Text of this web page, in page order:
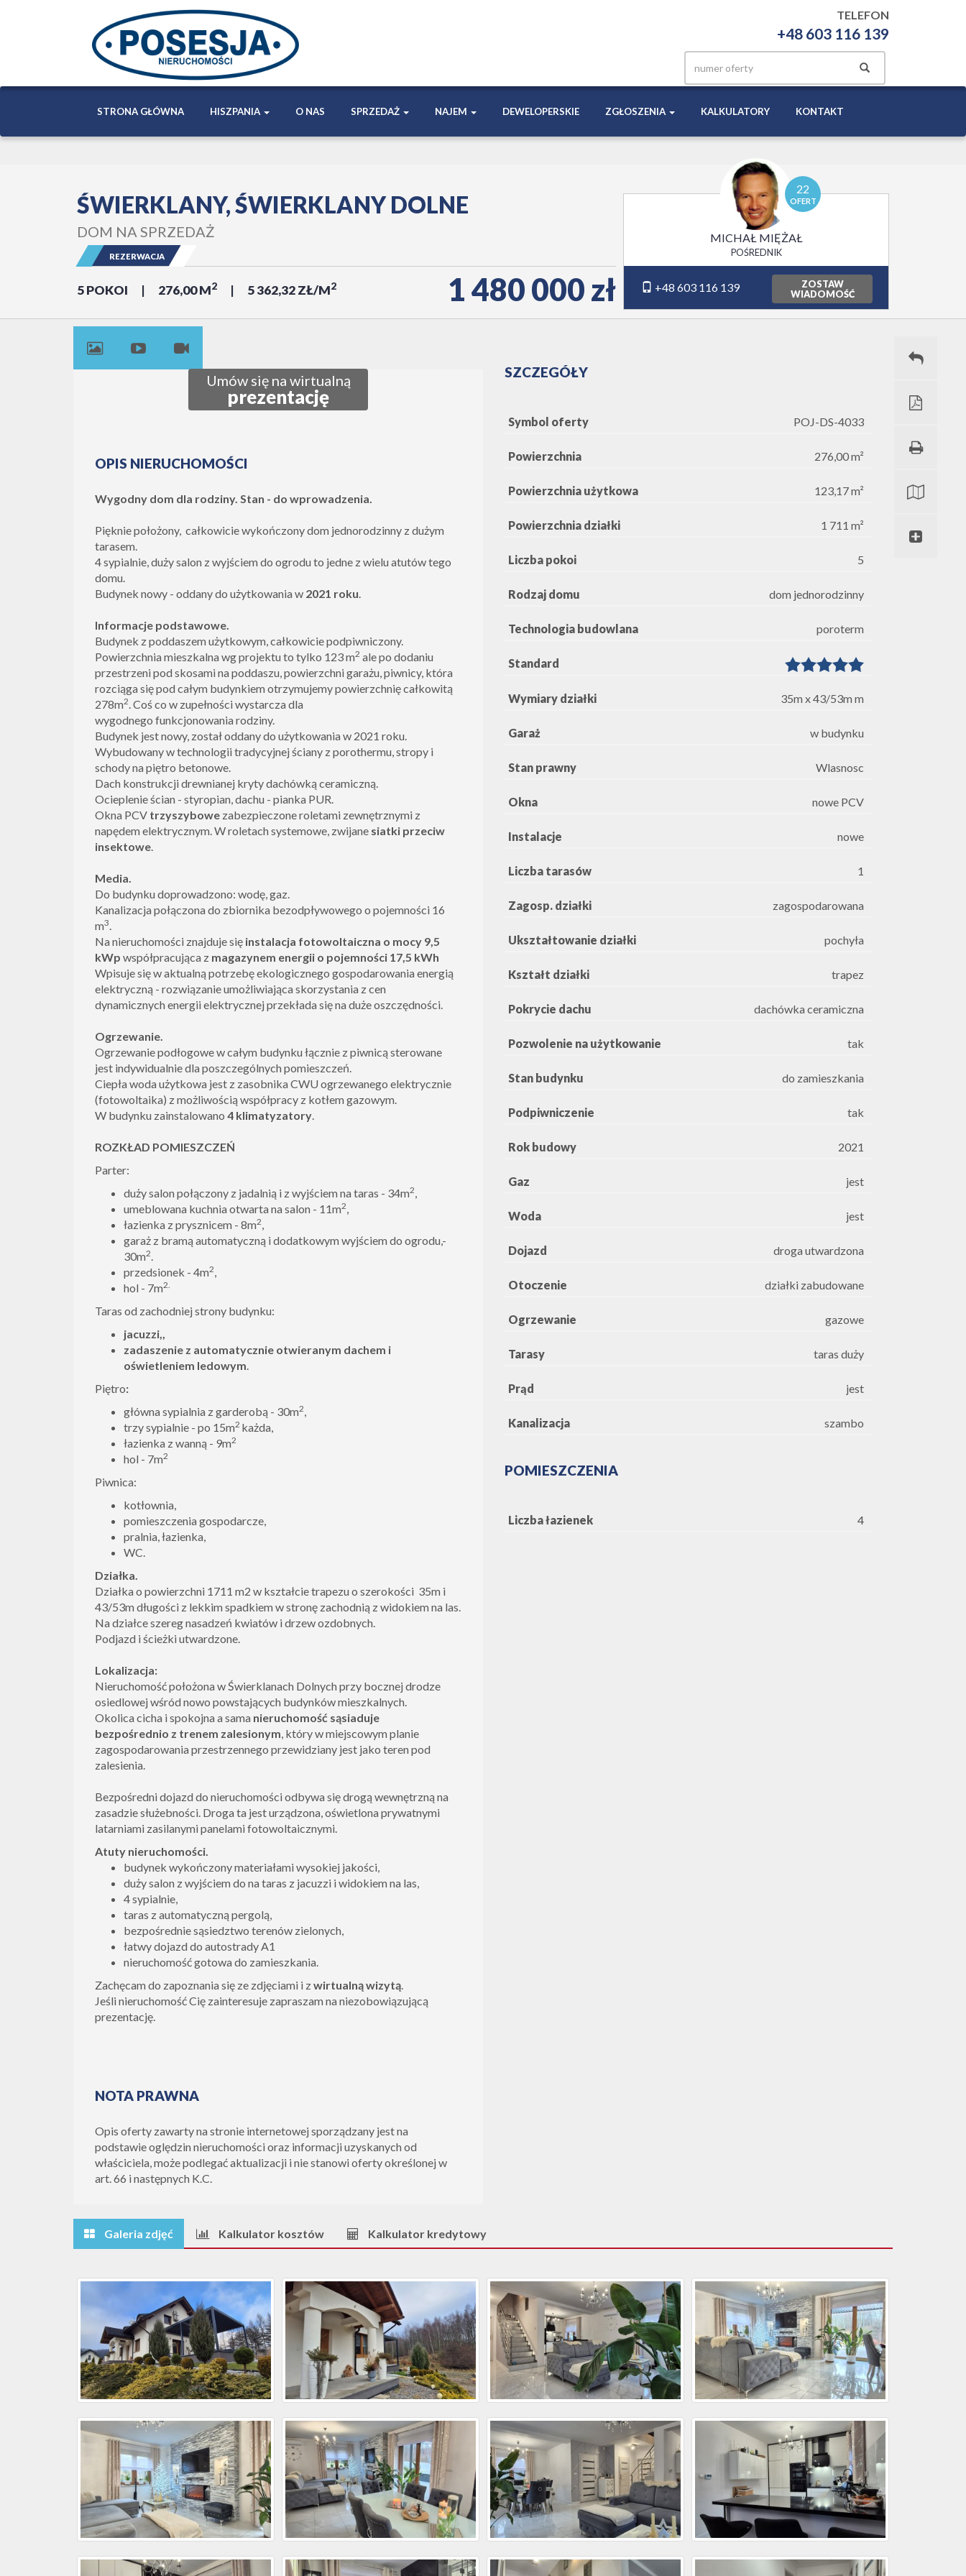
TELEFON
+48 603 116 139
STRONA GŁÓWNA HISZPANIA O NAS SPRZEDAŻ NAJEM DEWELOPERSKIE ZGŁOSZENIA KALKULATORY KONTAKT
ŚWIERKLANY, ŚWIERKLANY DOLNE
DOM NA SPRZEDAŻ
5 POKOI 276,00 M2 5 362,32 ZŁ/M2 1 480 000 zł
REZERWACJA
22
OFERT
MICHAŁ MIĘŻAŁ
POŚREDNIK
+48 603 116 139
ZOSTAW
WIADOMOŚĆ
Umów się na wirtualną
prezentację
OPIS NIERUCHOMOŚCI
Wygodny dom dla rodziny. Stan - do wprowadzenia.
Pięknie położony, całkowicie wykończony dom jednorodzinny z dużym
tarasem.
4 sypialnie, duży salon z wyjściem do ogrodu to jedne z wielu atutów tego
domu.
Budynek nowy - oddany do użytkowania w 2021 roku.
Informacje podstawowe.
Budynek z poddaszem użytkowym, całkowicie podpiwniczony.
Powierzchnia mieszkalna wg projektu to tylko 123 m2 ale po dodaniu
przestrzeni pod skosami na poddaszu, powierzchni garażu, piwnicy, która
rozciąga się pod całym budynkiem otrzymujemy powierzchnię całkowitą
278m2. Coś co w zupełności wystarcza dla
wygodnego funkcjonowania rodziny.
Budynek jest nowy, został oddany do użytkowania w 2021 roku.
Wybudowany w technologii tradycyjnej ściany z porothermu, stropy i
schody na piętro betonowe.
Dach konstrukcji drewnianej kryty dachówką ceramiczną.
Ocieplenie ścian - styropian, dachu - pianka PUR.
Okna PCV trzyszybowe zabezpieczone roletami zewnętrznymi z
napędem elektrycznym. W roletach systemowe, zwijane siatki przeciw
insektowe.
Media.
Do budynku doprowadzono: wodę, gaz.
Kanalizacja połączona do zbiornika bezodpływowego o pojemności 16
m3.
Na nieruchomości znajduje się instalacja fotowoltaiczna o mocy 9,5
kWp współpracująca z magazynem energii o pojemności 17,5 kWh
Wpisuje się w aktualną potrzebę ekologicznego gospodarowania energią
elektryczną - rozwiązanie umożliwiająca skorzystania z cen
dynamicznych energii elektrycznej przekłada się na duże oszczędności.
Ogrzewanie.
Ogrzewanie podłogowe w całym budynku łącznie z piwnicą sterowane
jest indywidualnie dla poszczególnych pomieszczeń.
Ciepła woda użytkowa jest z zasobnika CWU ogrzewanego elektrycznie
(fotowoltaika) z możliwością współpracy z kotłem gazowym.
W budynku zainstalowano 4 klimatyzatory.
ROZKŁAD POMIESZCZEŃ
Parter:
duży salon połączony z jadalnią i z wyjściem na taras - 34m2,
umeblowana kuchnia otwarta na salon - 11m2,
łazienka z prysznicem - 8m2,
garaż z bramą automatyczną i dodatkowym wyjściem do ogrodu,-
30m2.
przedsionek - 4m2,
hol - 7m2.
Taras od zachodniej strony budynku:
jacuzzi,,
zadaszenie z automatycznie otwieranym dachem i
oświetleniem ledowym.
Piętro:
główna sypialnia z garderobą - 30m2,
trzy sypialnie - po 15m2 każda,
łazienka z wanną - 9m2
hol - 7m2
Piwnica:
kotłownia,
pomieszczenia gospodarcze,
pralnia, łazienka,
WC.
Działka.
Działka o powierzchni 1711 m2 w kształcie trapezu o szerokości 35m i
43/53m długości z lekkim spadkiem w stronę zachodnią z widokiem na las.
Na działce szereg nasadzeń kwiatów i drzew ozdobnych.
Podjazd i ścieżki utwardzone.
Lokalizacja:
Nieruchomość położona w Świerklanach Dolnych przy bocznej drodze
osiedlowej wśród nowo powstających budynków mieszkalnych.
Okolica cicha i spokojna a sama nieruchomość sąsiaduje
bezpośrednio z trenem zalesionym, który w miejscowym planie
zagospodarowania przestrzennego przewidziany jest jako teren pod
zalesienia.
Bezpośredni dojazd do nieruchomości odbywa się drogą wewnętrzną na
zasadzie służebności. Droga ta jest urządzona, oświetlona prywatnymi
latarniami zasilanymi panelami fotowoltaicznymi.
Atuty nieruchomości.
budynek wykończony materiałami wysokiej jakości,
duży salon z wyjściem do na taras z jacuzzi i widokiem na las,
4 sypialnie,
taras z automatyczną pergolą,
bezpośrednie sąsiedztwo terenów zielonych,
łatwy dojazd do autostrady A1
nieruchomość gotowa do zamieszkania.
Zachęcam do zapoznania się ze zdjęciami i zwirtualną wizytą.
Jeśli nieruchomość Cię zainteresuje zapraszam na niezobowiązującą
prezentację.
NOTA PRAWNA
Opis oferty zawarty na stronie internetowej sporządzany jest na
podstawie oględzin nieruchomości oraz informacji uzyskanych od
właściciela, może podlegać aktualizacji i nie stanowi oferty określonej w
art. 66 i następnych K.C.
SZCZEGÓŁY
Symbol oferty POJ-DS-4033
Powierzchnia 276,00 m²
Powierzchnia użytkowa 123,17 m²
Powierzchnia działki 1 711 m²
Liczba pokoi 5
Rodzaj domu dom jednorodzinny
Technologia budowlana poroterm
Standard
Wymiary działki 35m x 43/53m m
Garaż w budynku
Stan prawny Wlasnosc
Okna nowe PCV
Instalacje nowe
Liczba tarasów 1
Zagosp. działki zagospodarowana
Ukształtowanie działki pochyła
Kształt działki trapez
Pokrycie dachu dachówka ceramiczna
Pozwolenie na użytkowanie tak
Stan budynku do zamieszkania
Podpiwniczenie tak
Rok budowy 2021
Gaz jest
Woda jest
Dojazd droga utwardzona
Otoczenie działki zabudowane
Ogrzewanie gazowe
Tarasy taras duży
Prąd jest
Kanalizacja szambo
POMIESZCZENIA
Liczba łazienek 4
Galeria zdjęć Kalkulator kosztów Kalkulator kredytowy